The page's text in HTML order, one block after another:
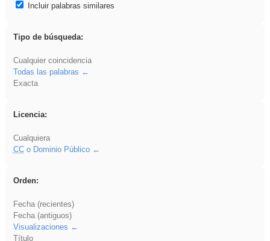
Incluir palabras similares
Tipo de búsqueda:
Cualquier coincidencia
Todas las palabras
Exacta
Licencia:
Cualquiera
CCo Dominio Público
Orden:
Fecha (recientes)
Fecha (antiguos)
Visualizaciones
Título